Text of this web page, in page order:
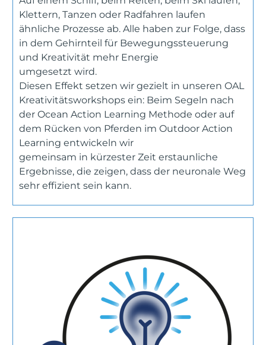
Klettern, Tanzen oder Radfahren laufen
ähnliche Prozesse ab. Alle haben zur Folge, dass
in dem Gehirnteil für Bewegungssteuerung
und Kreativität mehr Energie
umgesetzt wird.
Diesen Effekt setzen wir gezielt in unseren OAL
Kreativitätsworkshops ein: Beim Segeln nach
der Ocean Action Learning Methode oder auf
dem Rücken von Pferden im Outdoor Action
Learning entwickeln wir
gemeinsam in kürzester Zeit erstaunliche
Ergebnisse, die zeigen, dass der neuronale Weg
sehr effizient sein kann.